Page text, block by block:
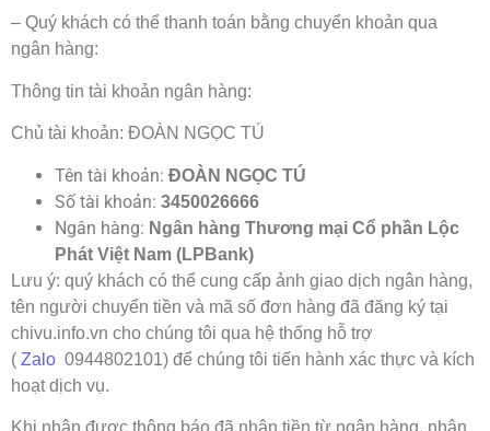
– Quý khách có thể thanh toán bằng chuyển khoản qua
ngân hàng:
Thông tin tài khoản ngân hàng:
Chủ tài khoản: ĐOÀN NGỌC TÚ
Tên tài khoản: ĐOÀN NGỌC TÚ
Số tài khoản: 3450026666
Ngân hàng: Ngân hàng Thương mại Cổ phần Lộc
Phát Việt Nam (LPBank)
Lưu ý: quý khách có thể cung cấp ảnh giao dịch ngân hàng,
tên người chuyển tiền và mã số đơn hàng đã đăng ký tại
chivu.info.vn cho chúng tôi qua hệ thống hỗ trợ
( Zalo 0944802101) để chúng tôi tiến hành xác thực và kích
hoạt dịch vụ.
Khi nhận được thông báo đã nhận tiền từ ngân hàng, nhân